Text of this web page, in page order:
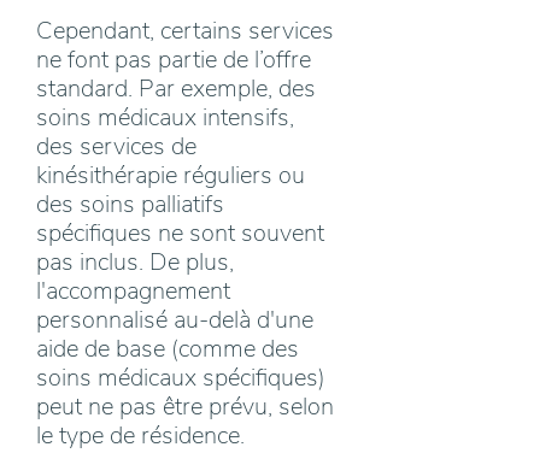
Cependant, certains services
ne font pas partie de l’offre
standard. Par exemple, des
soins médicaux intensifs,
des services de
kinésithérapie réguliers ou
des soins palliatifs
spécifiques ne sont souvent
pas inclus. De plus,
l'accompagnement
personnalisé au-delà d'une
aide de base (comme des
soins médicaux spécifiques)
peut ne pas être prévu, selon
le type de résidence.